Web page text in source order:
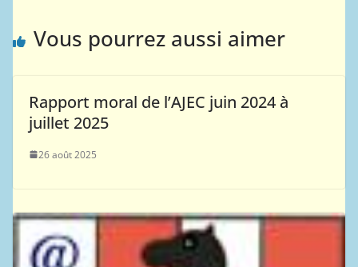
Vous pourrez aussi aimer
Rapport moral de l’AJEC juin 2024 à
juillet 2025
26 août 2025